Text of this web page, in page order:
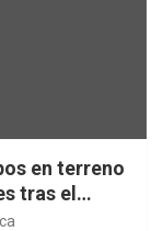
en terreno
tras el